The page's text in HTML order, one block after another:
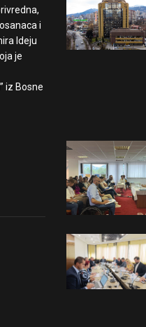
i
Ideju
je
iz Bosne